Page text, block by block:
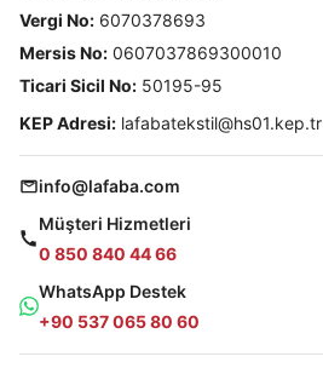
Vergi No: 6070378693
Mersis No: 0607037869300010
Ticari Sicil No: 50195-95
KEP Adresi: lafabatekstil@hs01.kep.tr
info@lafaba.com
Müşteri Hizmetleri
0 850 840 44 66
WhatsApp Destek
+90 537 065 80 60